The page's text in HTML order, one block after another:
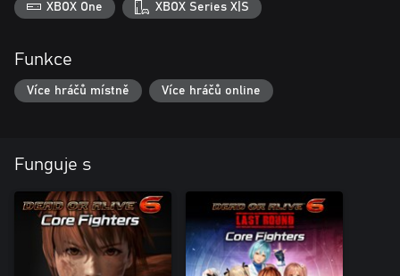
XBOX One XBOX Series X|S
Funkce
Více hráčů místně Více hráčů online
Funguje s